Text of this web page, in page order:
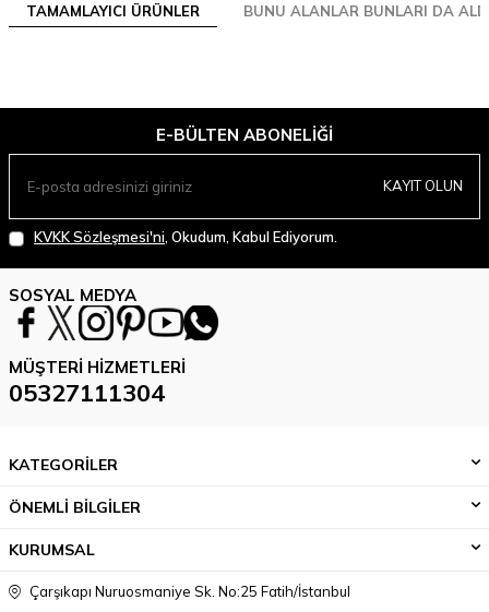
TAMAMLAYICI ÜRÜNLER BUNU ALANLAR BUNLARI DA
E-BÜLTEN ABONELIĞI
KAYIT OLUN
KVKK Sözleşmesi'ni , Okudum, Kabul Ediyorum.
SOSYAL MEDYA
MÜŞTERI HIZMETLERI
05327111304
KATEGORİLER
ÖNEMLİ BİLGİLER
KURUMSAL
Çarşıkapı Nuruosmaniye Sk. No:25 Fatih/İstanbul